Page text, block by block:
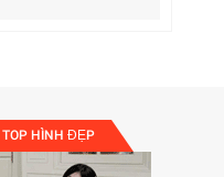
TOP HÌNH ĐẸP